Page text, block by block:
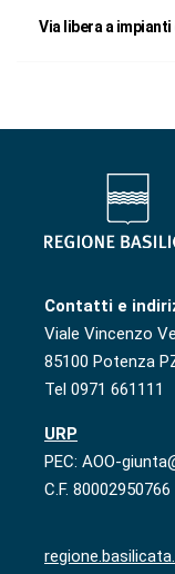
Via libera a
Contatti e
Viale Vincenzo
85100 Potenza
Tel 0971 661111
URP
PEC: AOO-
C.F. 80002950766